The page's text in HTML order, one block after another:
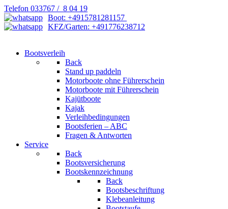
Telefon 033767 / 8 04 19
Boot: +4915781281157
KFZ/Garten: +491776238712
Bootsverleih
Back
Stand up paddeln
Motorboote ohne Führerschein
Motorboote mit Führerschein
Kajütboote
Kajak
Verleihbedingungen
Bootsferien – ABC
Fragen & Antworten
Service
Back
Bootsversicherung
Bootskennzeichnung
Back
Bootsbeschriftung
Klebeanleitung